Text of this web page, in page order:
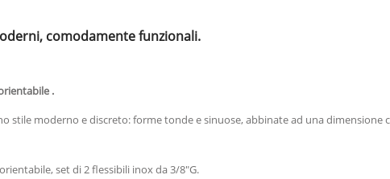
comodamente funzionali.
.
stile moderno e discreto: forme tonde e sinuose, abbinate ad una
set di 2 flessibili inox da 3/8"G.